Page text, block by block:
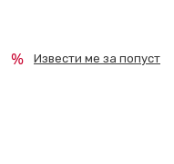
Извести ме за попуст